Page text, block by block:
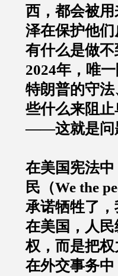
西，都会被
泽在保护他
有什么是做不
2024年，唯
特朗普的守
些什么来阻
——这就是问
在美国宪法
民（We the
承诺牺牲了
在美国，人
权，而是把
在外交事务